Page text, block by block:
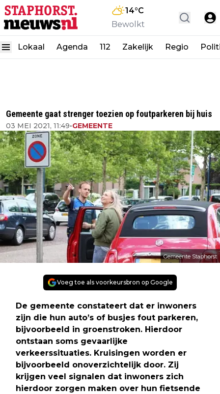
14°C
Bewolkt
Lokaal Agenda 112 Zakelijk Regio
Gemeente gaat strenger toezien op foutparkeren bij huis
03 MEI 2021, 11:49•GEMEENTE
Gemeente Staphorst
Voeg toe als voorkeursbron op Google
De gemeente constateert dat er inwoners
zijn die hun auto’s of busjes fout parkeren,
bijvoorbeeld in groenstroken. Hierdoor
ontstaan soms gevaarlijke
verkeerssituaties. Kruisingen worden er
bijvoorbeeld onoverzichtelijk door. Zij
krijgen veel signalen dat inwoners zich
hierdoor zorgen maken over hun fietsende